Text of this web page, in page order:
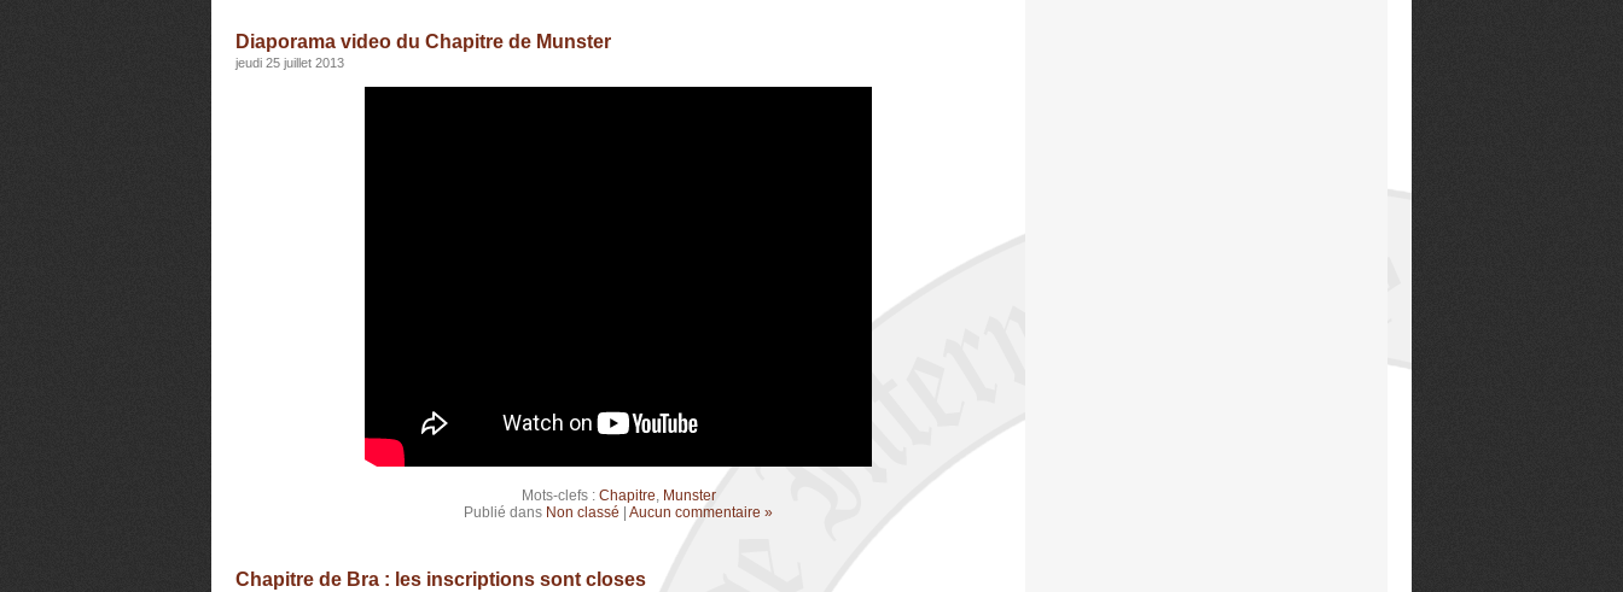
Diaporama video du Chapitre de Munster
jeudi 25 juillet 2013
Mots-clefs : Chapitre, Munster
Publié dans Non classé Aucun commentaire »
Chapitre de Bra : les inscriptions sont closes